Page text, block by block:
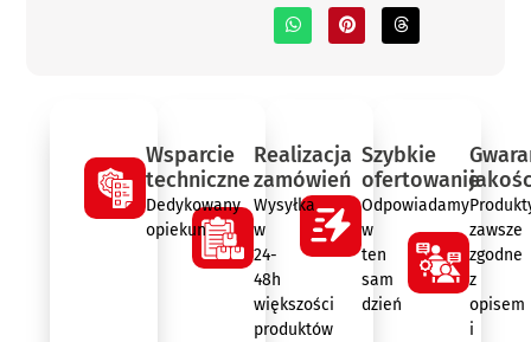
Wsparcie
techniczne
Dedykowany
opiekun
Realizacja
zamówień
Wysyłka
w
24-
48h
większości
produktów
Szybkie
ofertowanie
Odpowiadamy
w
ten
sam
dzień
zawsze
zgodne
z
opisem
i